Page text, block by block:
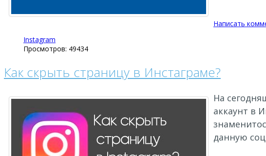
Написать
Instagram
Просмотров: 49434
Как скрыть страницу в Инстаграме?
На
аккаунт в
данную